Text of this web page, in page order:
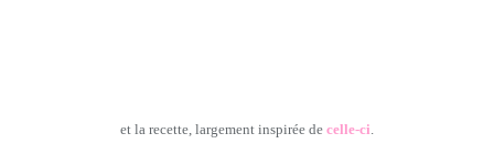
et la recette, largement inspirée de celle-ci